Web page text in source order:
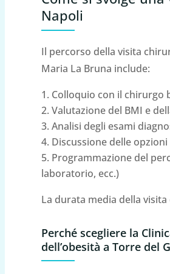
Napoli
Il percorso della visita
Maria La Bruna include:
Colloquio con il chirurgo
Valutazione del BMI e
Analisi degli esami
Discussione delle
Programmazione del
laboratorio, ecc.)
La durata media della
Perché scegliere la
dell’obesità a Torre del